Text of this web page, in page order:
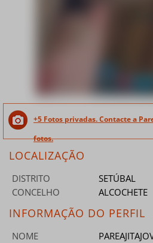
+5 Fotos privadas. Contacte a
fotos.
LOCALIZAÇÃO
DISTRITO
SETÚBAL
CONCELHO
ALCOCHETE
INFORMAÇÃO DO PERFIL
NOME